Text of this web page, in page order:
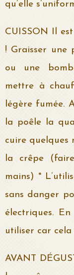
qu’elle
CUISSON Il
! Graisser une
ou une
mettre à
légère fumée.
la poêle la
cuire quelques
la crêpe
mains) *
sans danger
électriques.
utiliser car cela
AVANT